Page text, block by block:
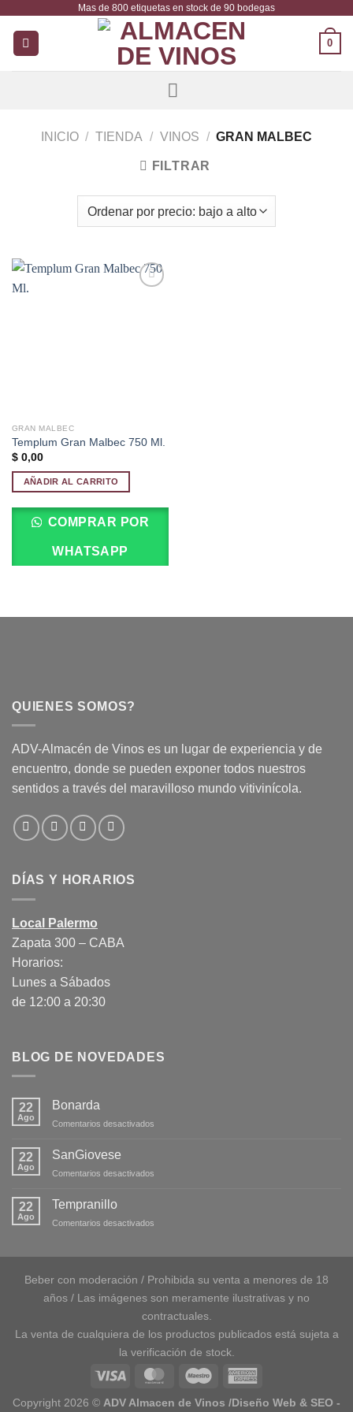
contenido
Mas de 800 etiquetas en stock de 90 bodegas
0
INICIO / TIENDA / VINOS / GRAN MALBEC
FILTRAR
GRAN MALBEC
Templum Gran Malbec 750 Ml.
$0,00
AÑADIR AL CARRITO
COMPRAR POR
WHATSAPP
QUIENES SOMOS?
ADV-Almacén de Vinos es un lugar de experiencia y de
encuentro, donde se pueden exponer todos nuestros
sentidos a través del maravilloso mundo vitivinícola.
DÍAS Y HORARIOS
Local Palermo
Zapata 300 – CABA
Horarios:
Lunes a Sábados
de 12:00 a 20:30
BLOG DE NOVEDADES
22
Ago
Bonarda
Comentarios desactivados
22
Ago
SanGiovese
Comentarios desactivados
22
Ago
Tempranillo
Comentarios desactivados
Beber con moderación / Prohibida su venta a menores de 18
años / Las imágenes son meramente ilustrativas y no
contractuales.
La venta de cualquiera de los productos publicados está sujeta a
la verificación de stock.
Copyright 2026 © ADV Almacen de Vinos /Diseño Web & SEO -